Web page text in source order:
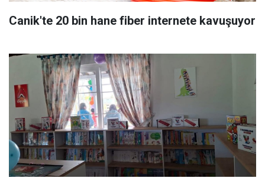
Canik'te 20 bin hane fiber internete kavuşuyor